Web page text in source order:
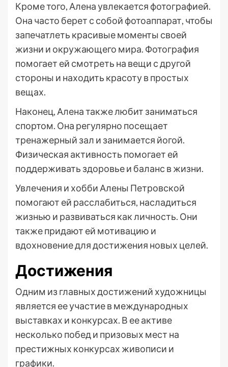
Кроме того, Алена увлекается фотографией.
Она часто берет с собой фотоаппарат, чтобы
запечатлеть красивые моменты своей
жизни и окружающего мира. Фотография
помогает ей смотреть на вещи с другой
стороны и находить красоту в простых
вещах.
Наконец, Алена также любит заниматься
спортом. Она регулярно посещает
тренажерный зал и занимается йогой.
Физическая активность помогает ей
поддерживать здоровье и баланс в жизни.
Увлечения и хобби Алены Петровской
помогают ей расслабиться, насладиться
жизнью и развиваться как личность. Они
также придают ей мотивацию и
вдохновение для достижения новых целей.
Достижения
Одним из главных достижений художницы
является ее участие в международных
выставках и конкурсах. В ее активе
несколько побед и призовых мест на
престижных конкурсах живописи и
графики.